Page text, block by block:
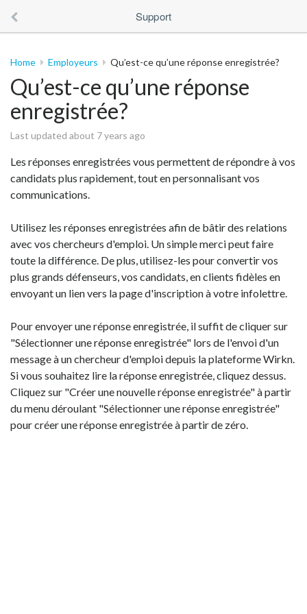
Support
Home Employeurs Qu’est-ce qu’une réponse enregistrée?
Qu’est-ce qu’une réponse
enregistrée?
Last updated about 7 years ago
Les réponses enregistrées vous permettent de répondre à vos
candidats plus rapidement, tout en personnalisant vos
communications.
Utilisez les réponses enregistrées afin de bâtir des relations
avec vos chercheurs d'emploi. Un simple merci peut faire
toute la différence. De plus, utilisez-les pour convertir vos
plus grands défenseurs, vos candidats, en clients fidèles en
envoyant un lien vers la page d'inscription à votre infolettre.
Pour envoyer une réponse enregistrée, il suffit de cliquer sur
"Sélectionner une réponse enregistrée" lors de l'envoi d'un
message à un chercheur d'emploi depuis la plateforme Wirkn.
Si vous souhaitez lire la réponse enregistrée, cliquez dessus.
Cliquez sur "Créer une nouvelle réponse enregistrée" à partir
du menu déroulant "Sélectionner une réponse enregistrée"
pour créer une réponse enregistrée à partir de zéro.